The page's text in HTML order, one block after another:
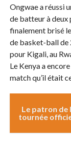
Ongwae a réussi
de batteur à deux
finalement brisé
de basket-ball de
pour Kigali, au
Le Kenya a
match qu’il était
Le patron de
tournée